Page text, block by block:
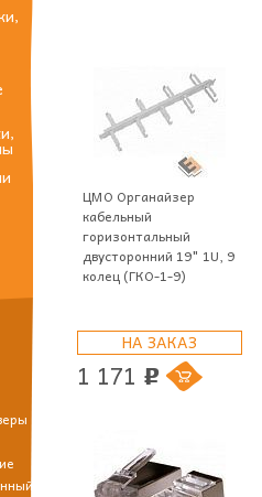
ЦМО Органайзер
кабельный
горизонтальный
двусторонний 19" 1U, 9
колец (ГКО-1-9)
НА ЗАКАЗ
1 171 p